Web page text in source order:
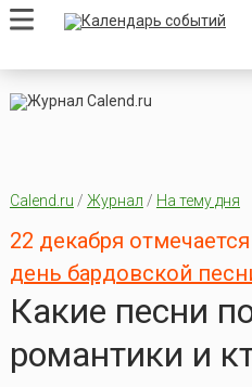
Calend.ru / Журнал / На тему дня
22 декабря отмечается
день бардовской
Какие песни
романтики и